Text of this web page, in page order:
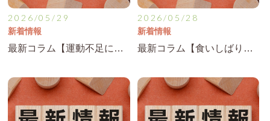
2026/05/29
新着情報
最新コラム【運動不足による筋肉の硬さと腰痛の関係】を公開！
2026/05/28
新着情報
最新コラム【食いしばり・歯ぎしりによる首こりや頭痛に注意】を公開！